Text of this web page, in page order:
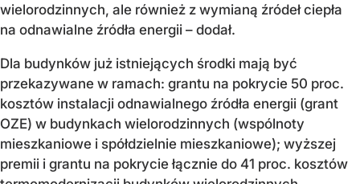
wielorodzinnych, ale również z wymianą źródeł ciepła
na odnawialne źródła energii – dodał.
Dla budynków już istniejących środki mają być
przekazywane w ramach: grantu na pokrycie 50 proc.
kosztów instalacji odnawialnego źródła energii (grant
OZE) w budynkach wielorodzinnych (wspólnoty
mieszkaniowe i spółdzielnie mieszkaniowe); wyższej
premii i grantu na pokrycie łącznie do 41 proc. kosztów